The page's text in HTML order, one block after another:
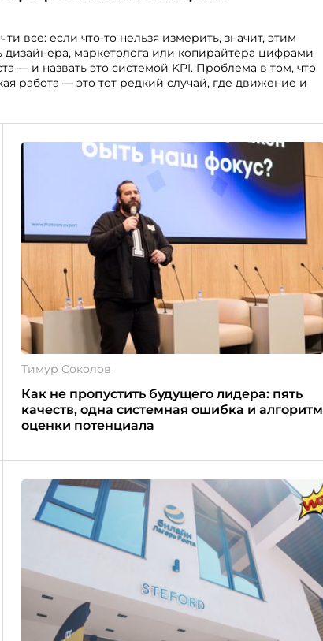
все: если что-то нельзя измерить, значит, этим
дизайнера, маркетолога или копирайтера цифрами
— и назвать это системой KPI. Проблема в том, что
работа — это тот редкий случай, где движение и
Тимур Соколов
Как не пропустить будущего лидера: пять
качеств, одна системная ошибка и алгоритм
оценки потенциала